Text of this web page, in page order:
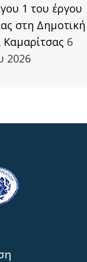
1 του έργου
στη Δημοτική
Καμαρίτσας 6
2026